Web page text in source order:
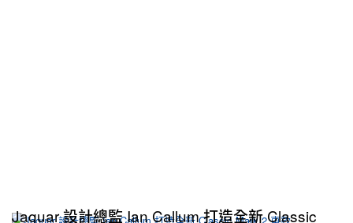
Jaguar 設計總監 Ian Callum 打造全新 Classic